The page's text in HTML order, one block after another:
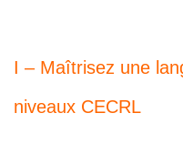
I – Maîtrisez une
niveaux CECRL